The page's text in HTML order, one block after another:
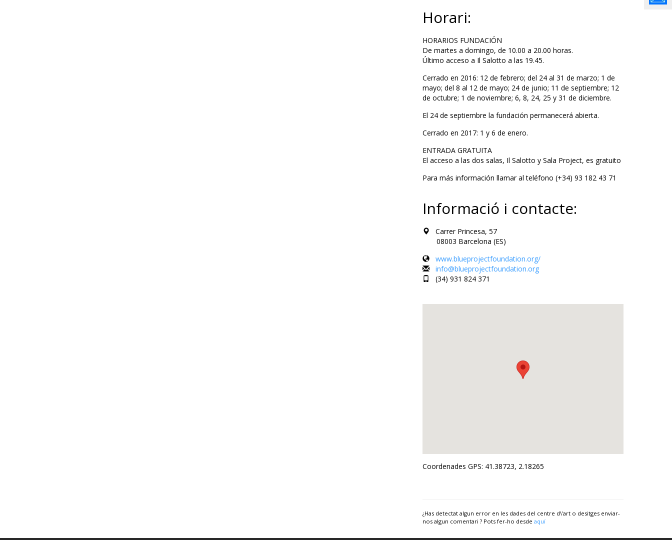
Horari:
HORARIOS FUNDACIÓN
De martes a domingo, de 10.00 a 20.00 horas.
Último acceso a Il Salotto a las 19.45.
Cerrado en 2016: 12 de febrero; del 24 al 31 de marzo; 1 de
mayo; del 8 al 12 de mayo; 24 de junio; 11 de septiembre; 12
de octubre; 1 de noviembre; 6, 8, 24, 25 y 31 de diciembre.
El 24 de septiembre la fundación permanecerá abierta.
Cerrado en 2017: 1 y 6 de enero.
ENTRADA GRATUITA
El acceso a las dos salas, Il Salotto y Sala Project, es gratuito
Para más información llamar al teléfono (+34) 93 182 43 71
Informació i contacte:
Carrer Princesa, 57
08003 Barcelona (ES)
www.blueprojectfoundation.org/
info@blueprojectfoundation.org
(34) 931 824 371
Coordenades GPS: 41.38723, 2.18265
¿Has detectat algun error en les dades del centre d\'art o desitges enviar-
nos algun comentari ? Pots fer-ho desde aquí